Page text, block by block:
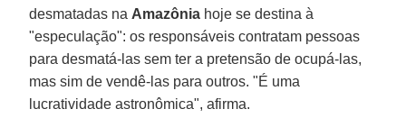
desmatadas na Amazônia hoje se destina à
"especulação": os responsáveis contratam pessoas
para desmatá-las sem ter a pretensão de ocupá-las,
mas sim de vendê-las para outros. "É uma
lucratividade astronômica", afirma.